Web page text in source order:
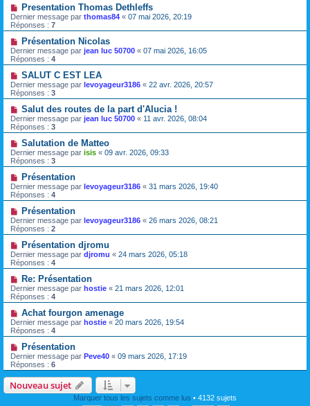
Presentation Thomas Dethleffs
Dernier message par thomas84 « 07 mai 2026, 20:19
Réponses : 7
Présentation Nicolas
Dernier message par jean luc 50700 « 07 mai 2026, 16:05
Réponses : 4
SALUT C EST LEA
Dernier message par levoyageur3186 « 22 avr. 2026, 20:57
Réponses : 3
Salut des routes de la part d'Alucia !
Dernier message par jean luc 50700 « 11 avr. 2026, 08:04
Réponses : 3
Salutation de Matteo
Dernier message par isis « 09 avr. 2026, 09:33
Réponses : 3
Présentation
Dernier message par levoyageur3186 « 31 mars 2026, 19:40
Réponses : 4
Présentation
Dernier message par levoyageur3186 « 26 mars 2026, 08:21
Réponses : 2
Présentation djromu
Dernier message par djromu « 24 mars 2026, 05:18
Réponses : 4
Re: Présentation
Dernier message par hostie « 21 mars 2026, 12:01
Réponses : 4
Achat fourgon amenage
Dernier message par hostie « 20 mars 2026, 19:54
Réponses : 4
Présentation
Dernier message par Peve40 « 09 mars 2026, 17:19
Réponses : 6
Nouveau sujet
Marquer tous les sujets comme lus • 4132 sujets